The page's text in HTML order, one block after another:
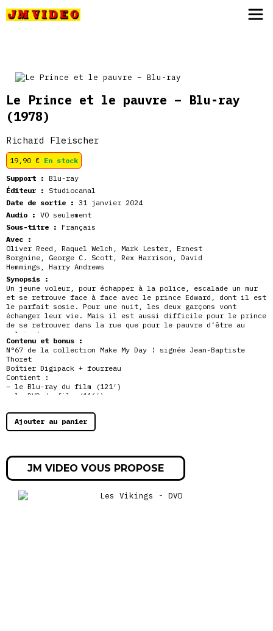
Le Prince et le pauvre – Blu-ray
(1978)
Richard Fleischer
19,90 € En stock
Support : Blu-ray
Éditeur : Studiocanal
Date de sortie : 31 janvier 2024
Audio : VO seulement
Sous-titre : Français
Avec :
Oliver Reed , Raquel Welch , Mark Lester , Ernest
Borgnine , George C. Scott , Rex Harrison , David
Hemmings , Harry Andrews
Synopsis :
Un jeune voleur, pour échapper à la police, escalade un mur
et se retrouve face à face avec le prince Edward, dont il est
le parfait sosie. Pour une nuit, les deux garçons vont
échanger leur vie. Mais il est aussi difficile pour le prince
de se retrouver dans la rue que pour le pauvre d’être au
palais !
Contenu et bonus :
N°67 de la collection Make My Day ! signée Jean-Baptiste
Thoret
Boîtier Digipack + fourreau
Contient :
– le Blu-ray du film (121′)
– le DVD du film (116′)
Préface de Jean-Baptiste Thoret
« Le Prince et le pauvre » revu par Nicolas Tellop
Souvenirs d’un troisième assistant / Olivier Assayas
Ajouter au panier
JM VIDEO VOUS PROPOSE